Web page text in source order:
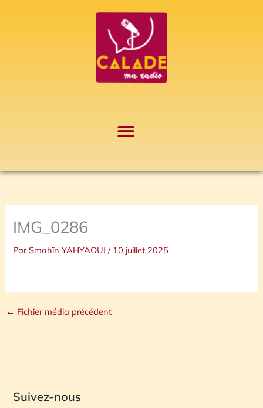
IMG_0286
ParSmahïn YAHYAOUI/ 10 juillet 2025
← Fichier média précédent
Suivez-nous